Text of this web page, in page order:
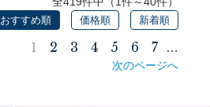
おすすめ順 価格順 新着順
1 2 3 4 5 6 7 …
次のページへ